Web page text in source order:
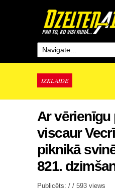
IZKLAIDE
Ar
viscaur
piknikā
821.
Publicēts: / / 593 views